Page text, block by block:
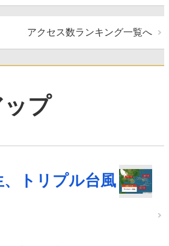
アクセス数ランキング一覧へ
ップ
、トリプル台風